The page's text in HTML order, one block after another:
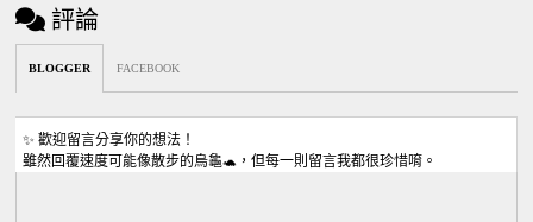
評論
BLOGGER FACEBOOK
✨ 歡迎留言分享你的想法！
雖然回覆速度可能像散步的烏龜🐢，但每一則留言我都很珍惜唷。